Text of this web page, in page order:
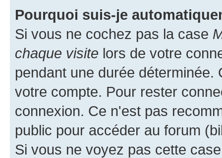
Pourquoi suis-je
Si vous ne cochez pas la case
chaque visite lors de votre
pendant une durée
votre compte. Pour rester
connexion. Ce n'est pas
public pour accéder au forum
Si vous ne voyez pas cette